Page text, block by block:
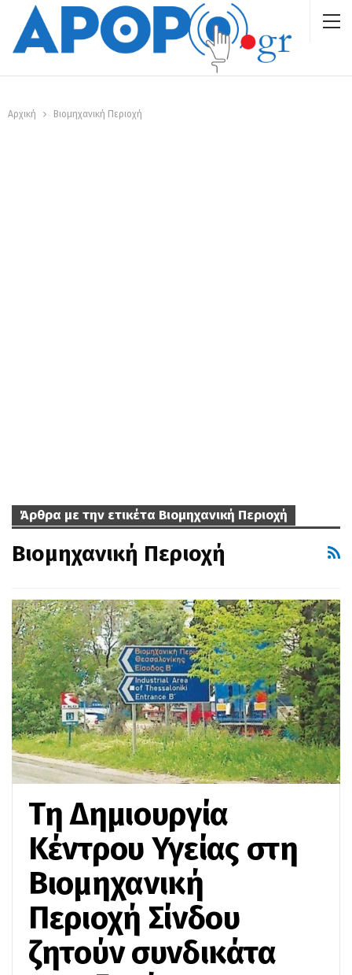
Αρχική Βιομηχανική Περιοχή
Άρθρα με την ετικέτα Βιομηχανική Περιοχή
Βιομηχανική Περιοχή
Τη Δημιουργία
Κέντρου Υγείας στη
Βιομηχανική
Περιοχή Σίνδου
ζητούν συνδικάτα